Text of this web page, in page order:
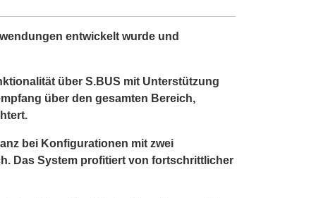
entwickelt wurde und
über S.BUS mit Unterstützung
über den gesamten Bereich,
bei Konfigurationen mit zwei
Das System profitiert von fortschrittlicher